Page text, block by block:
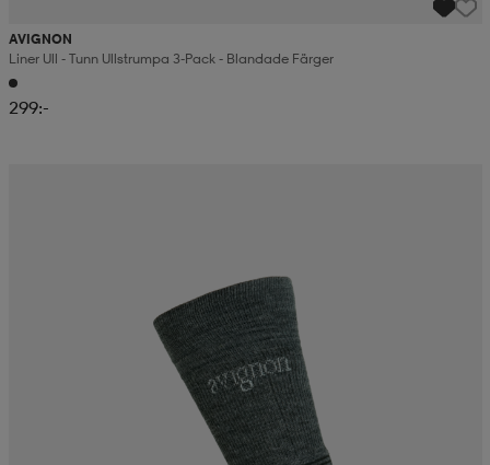
AVIGNON
Liner Ull - Tunn Ullstrumpa 3-Pack - Blandade Färger
299:-